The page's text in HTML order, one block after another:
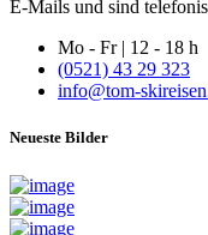
E-Mails und sind
Mo - Fr | 12 - 18 h
(0521) 43 29 323
info@tom-
Neueste Bilder